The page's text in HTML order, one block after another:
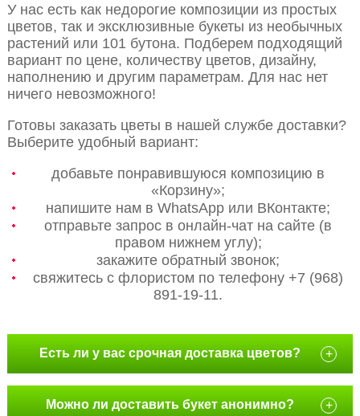
У нас есть как недорогие композиции из простых
цветов, так и эксклюзивные букеты из необычных
растений или 101 бутона. Подберем подходящий
вариант по цене, количеству цветов, дизайну,
наполнению и другим параметрам. Для нас нет
ничего невозможного!
Готовы заказать цветы в нашей службе доставки?
Выберите удобный вариант:
добавьте понравившуюся композицию в
«Корзину»;
напишите нам в WhatsApp или ВКонтакте;
отправьте запрос в онлайн-чат на сайте (в
правом нижнем углу);
закажите обратный звонок;
свяжитесь с флористом по телефону +7 (968)
891-19-11.
Есть ли у вас срочная доставка цветов? +
Можно ли доставить букет анонимно? +